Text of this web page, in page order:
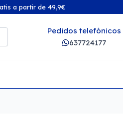
a partir de 49,9€
Pedidos telefónicos
637724177